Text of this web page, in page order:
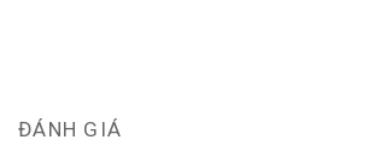
ĐÁNH GIÁ